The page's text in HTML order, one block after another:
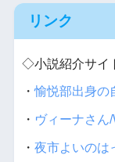
リンク
◇小説紹介サイ
・愉悦部出身の
・ ヴィーナさん
・ 夜市よいのは